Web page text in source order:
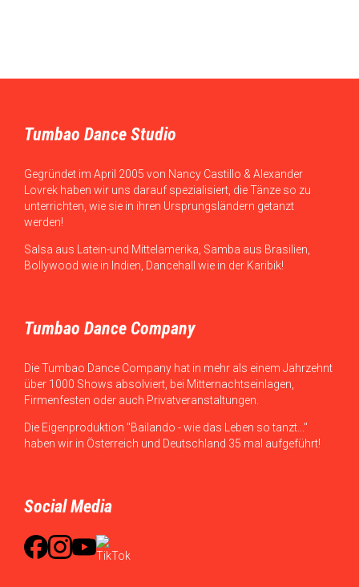
Tumbao Dance Studio
Gegründet im April 2005 von Nancy Castillo & Alexander
Lovrek haben wir uns darauf spezialisiert, die Tänze so zu
unterrichten, wie sie in ihren Ursprungsländern getanzt
werden!
Salsa aus Latein-und Mittelamerika, Samba aus Brasilien,
Bollywood wie in Indien, Dancehall wie in der Karibik!
Tumbao Dance Company
Die Tumbao Dance Company hat in mehr als einem Jahrzehnt
über 1000 Shows absolviert, bei Mitternachtseinlagen,
Firmenfesten oder auch Privatveranstaltungen.
Die Eigenproduktion "Bailando - wie das Leben so tanzt..."
haben wir in Österreich und Deutschland 35 mal aufgeführt!
Social Media